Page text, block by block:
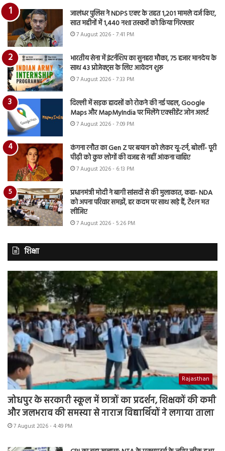
जालंधर पुलिस ने NDPS एक्ट के तहत 1,201 मामले दर्ज किए,
सात महीनों में 1,440 नशा तस्करों को किया गिरफ्तार
7 August 2026 - 7:41 PM
भारतीय सेना में इंटर्नशिप का सुनहरा मौका, 75 हजार मानदेय के
साथ 43 प्रोजेक्ट्स के लिए आवेदन शुरू
7 August 2026 - 7:33 PM
दिल्ली में सड़क हादसों को रोकने की नई पहल, Google
Maps और MapMyIndia पर मिलेंगे एक्सीडेंट जोन अलर्ट
7 August 2026 - 7:09 PM
कंगना रनौत का Gen Z पर बयान को लेकर यू-टर्न, बोलीं- पूरी
पीढ़ी को कुछ लोगों की वजह से नहीं आंकना चाहिए
7 August 2026 - 6:13 PM
प्रधानमंत्री मोदी ने बागी सांसदों से की मुलाकात, कहा- NDA
को अपना परिवार समझें, हर कदम पर साथ खड़े हैं, टेंशन मत
लीजिए
7 August 2026 - 5:26 PM
शिक्षा
Rajasthan
जोधपुर के सरकारी स्कूल में छात्रों का प्रदर्शन, शिक्षकों की कमी
और जलभराव की समस्या से नाराज विद्यार्थियों ने लगाया ताला
7 August 2026 - 4:49 PM